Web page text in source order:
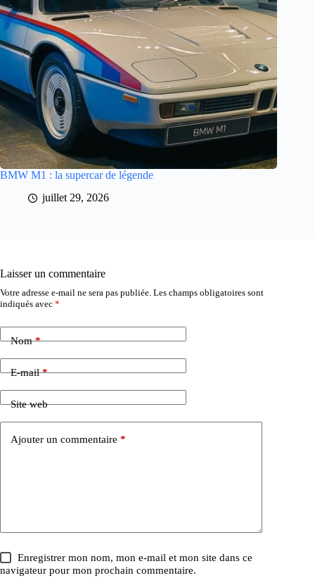
BMW M1 : la supercar de légende
juillet 29, 2026
Laisser un commentaire
Votre adresse e-mail ne sera pas publiée. Les champs obligatoires sont
indiqués avec *
Nom*
E-mail*
Site web
Ajouter un commentaire *
Enregistrer mon nom, mon e-mail et mon site dans ce
navigateur pour mon prochain commentaire.